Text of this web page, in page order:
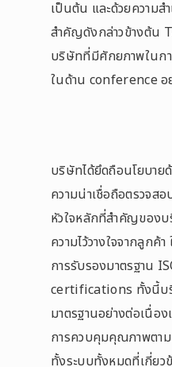
เป็นต้น และด้วยความส
สำคัญดังกล่าวข้างต้น
บริษัทที่มีศักยภาพในก
ในด้าน conference อ
บริษัทได้ยึดถือนโยบาย
ความน่าเชื่อถือตรวจส
หัวใจหลักที่สำคัญของ
ความไว้วางใจจากลูก
การรับรองมาตรฐาน
certifications ทั้งนี้บ
มาตรฐานอย่างต่อเนื่อ
การควบคุมคุณภาพตา
ทั้งระบบทั้งหมดที่เกี่ยว